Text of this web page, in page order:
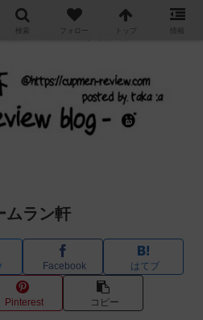
ビュー / アレンジするブログ
ムラン軒
Facebook はてブ
Pinterest コピー
検索 フォロー トップ 情報